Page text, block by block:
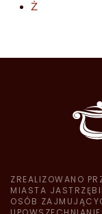
Ż
ZREALIZOWANO
MIASTA
OSÓB